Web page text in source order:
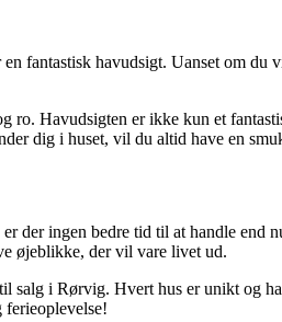
fantastisk havudsigt. Uanset om
Havudsigten er ikke kun et
dig i huset, vil du altid have en
der ingen bedre tid til at handle
øjeblikke, der vil vare livet ud.
salg i Rørvig. Hvert hus er unikt og